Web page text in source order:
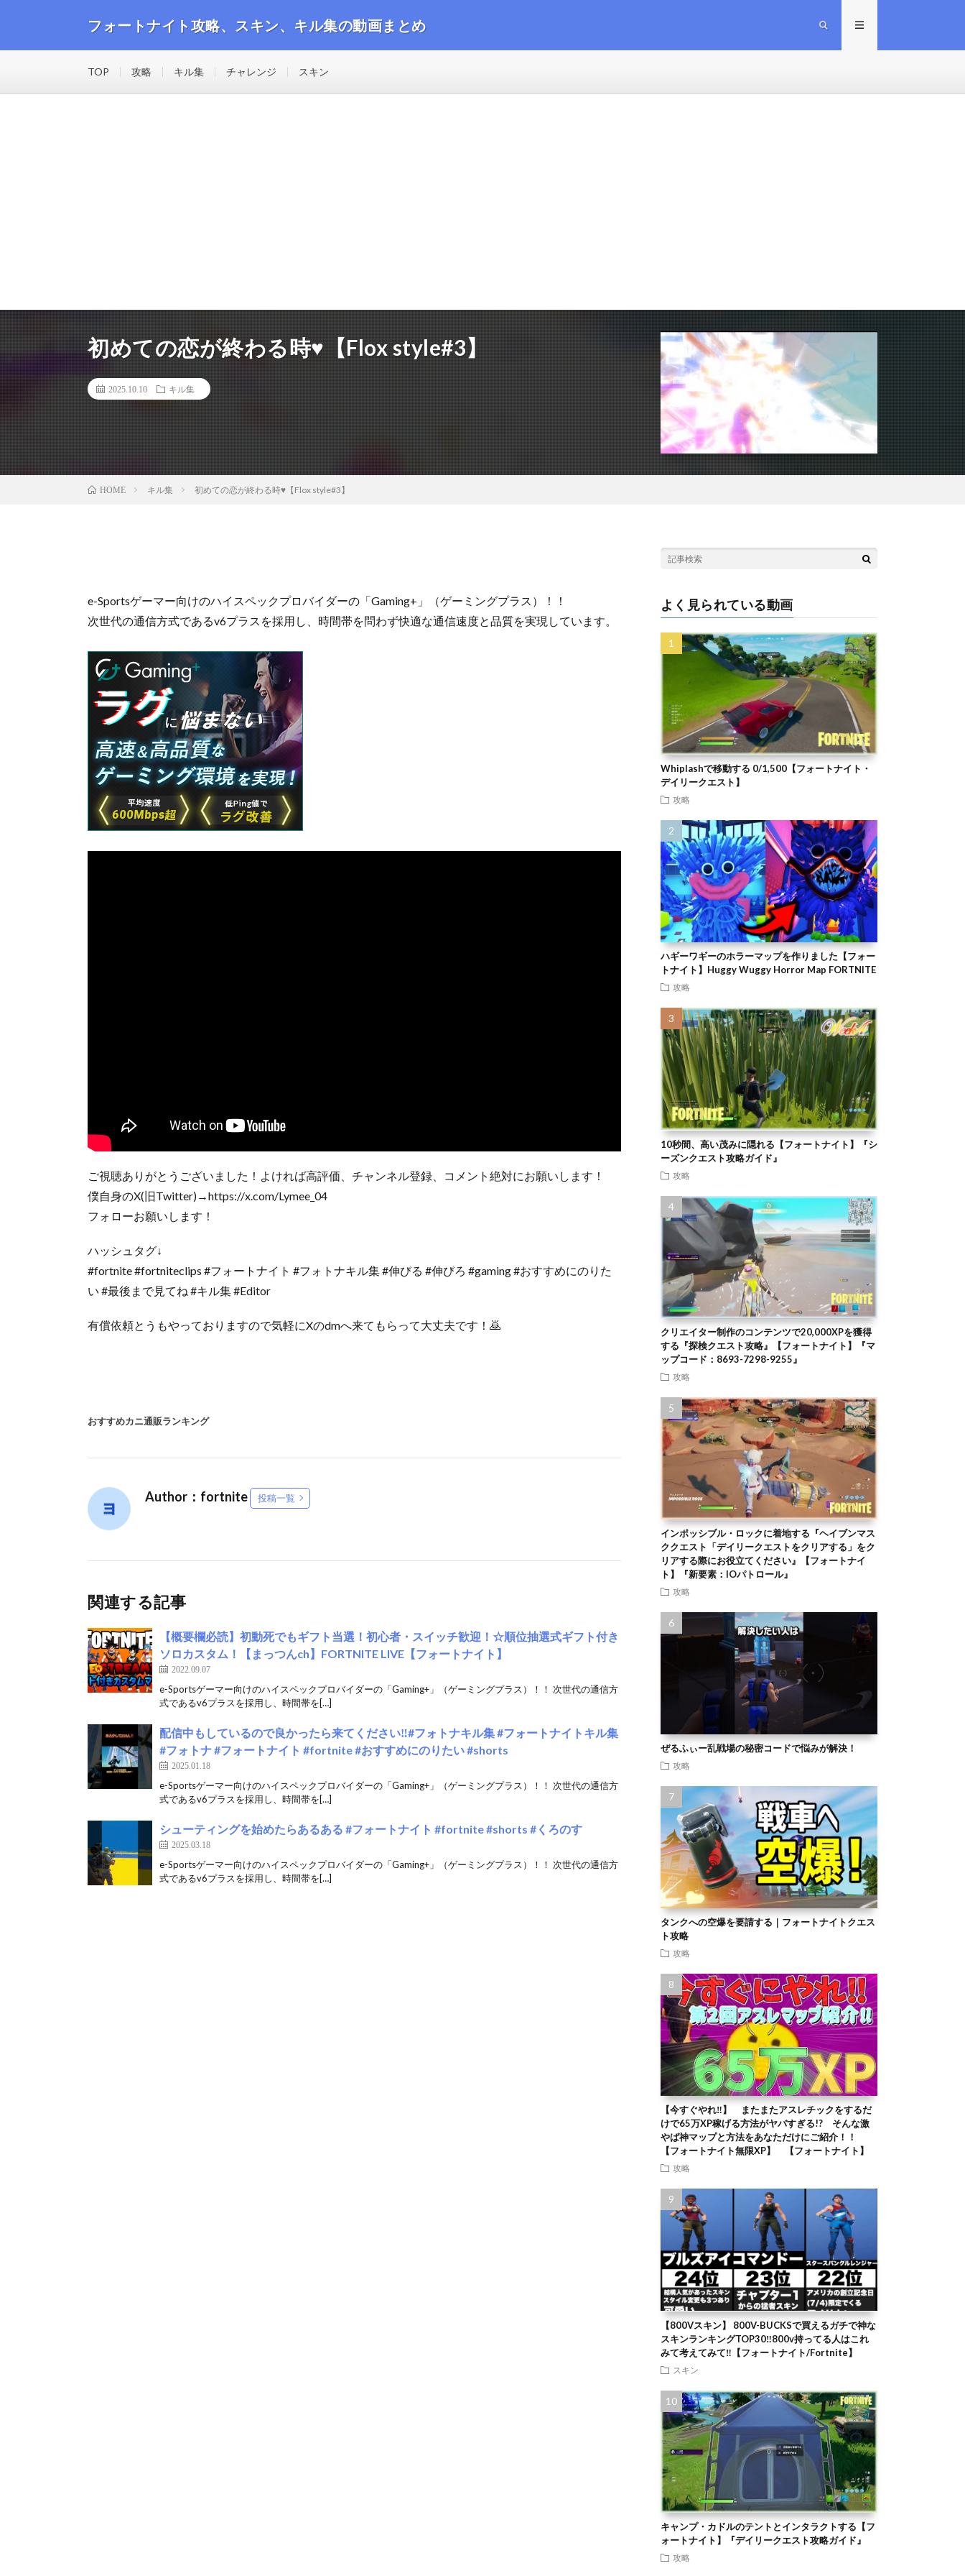
フォートナイト攻略、スキン、キル集の動画まとめ
TOP 攻略 キル集 チャレンジ スキン
初めての恋が終わる時♥【Flox style#3】
2025.10.10 キル集
HOME キル集 初めての恋が終わる時♥【Flox style#3】
e-Sportsゲーマー向けのハイスペックプロバイダーの「Gaming+」（ゲーミングプラス）！！
次世代の通信方式であるv6プラスを採用し、時間帯を問わず快適な通信速度と品質を実現しています。
ご視聴ありがとうございました！よければ高評価、チャンネル登録、コメント絶対にお願いします！
僕自身のX(旧Twitter)→https://x.com/Lymee_04
フォローお願いします！
ハッシュタグ↓
#fortnite​​​​​ #fortniteclips​​​​​ #フォートナイト​​​​​ #フォトナキル集​​​​​ #伸びる​​​​​ #伸びろ​​​​​ #gaming​​​​​ #おすすめにのりた
い​​​​​ #最後まで見てね​​​​​ #キル集​​​​​ #Editor​​
有償依頼とうもやっておりますので気軽にXのdmへ来てもらって大丈夫です！🙇
おすすめカニ通販ランキング
Author：fortnite 投稿一覧
関連する記事
【概要欄必読】初動死でもギフト当選！初心者・スイッチ歓迎！☆順位抽選式ギフト付き
ソロカスタム！【まっつんch】FORTNITE LIVE【フォートナイト】
2022.09.07
e-Sportsゲーマー向けのハイスペックプロバイダーの「Gaming+」（ゲーミングプラス）！！ 次世代の通信方
式であるv6プラスを採用し、時間帯を[…]
配信中もしているので良かったら来てください‼️#フォトナキル集 #フォートナイトキル集
#フォトナ #フォートナイト #fortnite #おすすめにのりたい #shorts
2025.01.18
e-Sportsゲーマー向けのハイスペックプロバイダーの「Gaming+」（ゲーミングプラス）！！ 次世代の通信方
式であるv6プラスを採用し、時間帯を[…]
シューティングを始めたらあるある #フォートナイト #fortnite #shorts #くろのす
2025.03.18
e-Sportsゲーマー向けのハイスペックプロバイダーの「Gaming+」（ゲーミングプラス）！！ 次世代の通信方
式であるv6プラスを採用し、時間帯を[…]
よく見られている動画
Whiplashで移動する 0/1,500【フォートナイト・
デイリークエスト】
攻略
ハギーワギーのホラーマップを作りました【フォー
トナイト】Huggy Wuggy Horror Map FORTNITE
攻略
10秒間、高い茂みに隠れる【フォートナイト】『シ
ーズンクエスト攻略ガイド』
攻略
クリエイター制作のコンテンツで20,000XPを獲得
する『探検クエスト攻略』【フォートナイト】『マ
ップコード：8693-7298-9255』
攻略
インポッシブル・ロックに着地する『ヘイブンマス
ククエスト「デイリークエストをクリアする」をク
リアする際にお役立てください』【フォートナイ
ト】『新要素：IOパトロール』
攻略
ぜるふぃー乱戦場の秘密コードで悩みが解決！
攻略
タンクへの空爆を要請する｜フォートナイトクエス
ト攻略
攻略
【今すぐやれ‼】 またまたアスレチックをするだ
けで65万XP稼げる方法がヤバすぎる!? そんな激
やば神マップと方法をあなただけにご紹介！！
【フォートナイト無限XP】 【フォートナイト】
攻略
【800Vスキン】 800V-BUCKSで買えるガチで神な
スキンランキングTOP30‼️800v持ってる人はこれ
みて考えてみて‼️【フォートナイト/Fortnite】
スキン
キャンプ・カドルのテントとインタラクトする【フ
ォートナイト】『デイリークエスト攻略ガイド』
攻略